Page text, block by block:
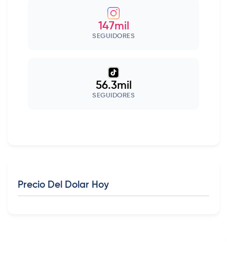
147mil
SEGUIDORES
56.3mil
SEGUIDORES
Precio Del Dolar Hoy